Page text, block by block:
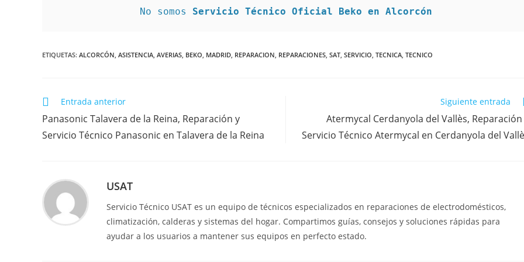
No somos Servicio Técnico Oficial Beko en Alcorcón
ETIQUETAS: ALCORCÓN, ASISTENCIA, AVERIAS, BEKO, MADRID, REPARACION, REPARACIONES, SAT, SERVICIO, TECNICA, TECNICO
Leer
artículos
Entrada anterior
Panasonic Talavera de la Reina, Reparación y
Servicio Técnico Panasonic en Talavera de la Reina
Siguiente entrada
Atermycal Cerdanyola del Vallès, Reparación
Servicio Técnico Atermycal en Cerdanyola del
USAT
Servicio Técnico USAT es un equipo de técnicos especializados en reparaciones de electrodomésticos,
climatización, calderas y sistemas del hogar. Compartimos guías, consejos y soluciones rápidas para
ayudar a los usuarios a mantener sus equipos en perfecto estado.